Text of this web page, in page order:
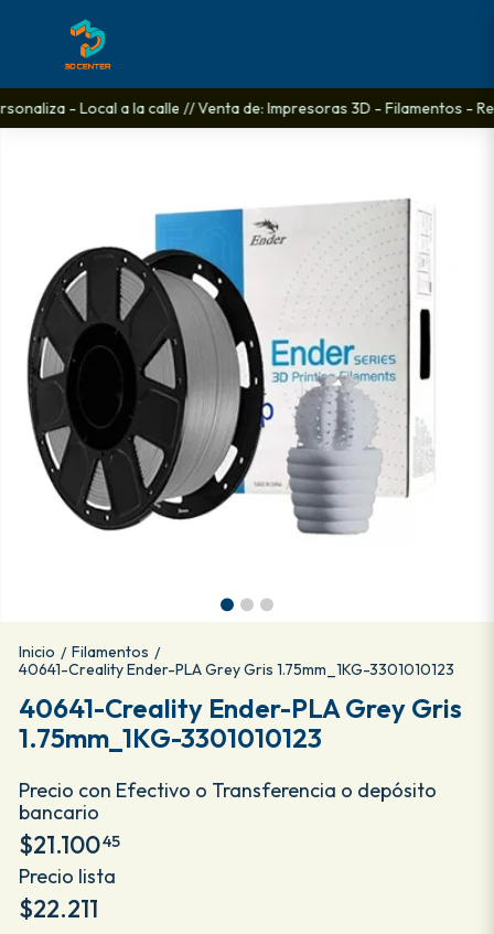
- Local a la calle // Venta de: Impresoras 3D - Filamentos -
Inicio / Filamentos /
40641-Creality Ender-PLA Grey Gris 1.75mm_1KG-3301010123
40641-Creality Ender-PLA Grey Gris
1.75mm_1KG-3301010123
Precio con Efectivo o Transferencia o depósito
bancario
$21.10045
Precio lista
$22.211